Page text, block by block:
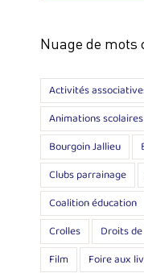
Nuage de mots
Activités
Animations scolaires
Bourgoin Jallieu
Clubs parrainage
Coalition éducation
Crolles
Droits
Film
Foire aux